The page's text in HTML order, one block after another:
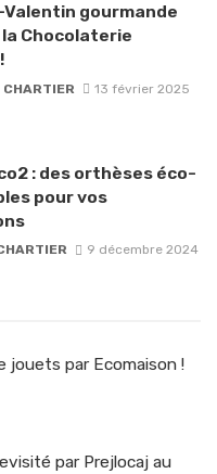
gourmande
Chocolaterie
13 février 2025
: des orthèses éco-
pour vos
9 décembre 2024
jouets par Ecomaison !
par Prejlocaj au